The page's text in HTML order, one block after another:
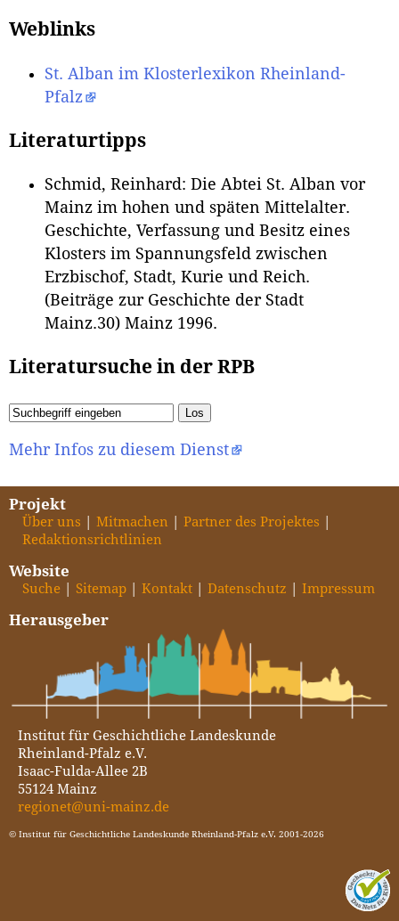
Weblinks
St. Alban im Klosterlexikon Rheinland-
Pfalz
Literaturtipps
Schmid, Reinhard: Die Abtei St. Alban vor
Mainz im hohen und späten Mittelalter.
Geschichte, Verfassung und Besitz eines
Klosters im Spannungsfeld zwischen
Erzbischof, Stadt, Kurie und Reich.
(Beiträge zur Geschichte der Stadt
Mainz.30) Mainz 1996.
Literatursuche in der RPB
Mehr Infos zu diesem Dienst
Projekt
Über uns Mitmachen
Partner des Projektes
Redaktionsrichtlinien
Website
Suche Sitemap Kontakt Datenschutz Impressum
Herausgeber
Institut für Geschichtliche Landeskunde
Rheinland-Pfalz e.V.
Isaac-Fulda-Allee 2B
55124 Mainz
regionet@uni-mainz.de
© Institut für Geschichtliche Landeskunde Rheinland-Pfalz e.V. 2001-2026